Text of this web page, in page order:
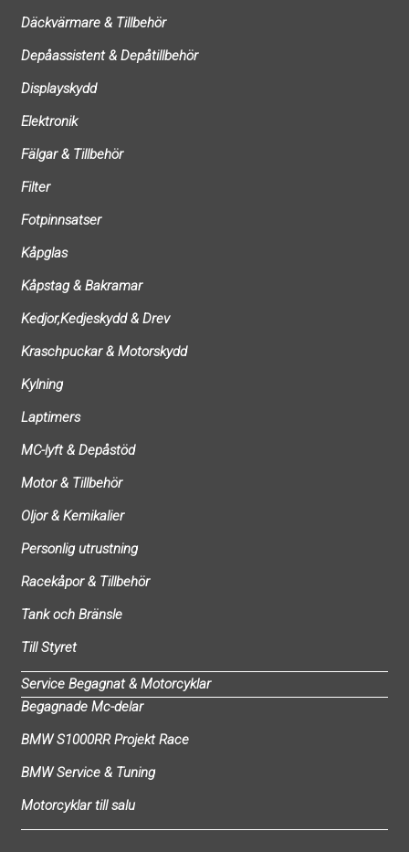
Däckvärmare & Tillbehör
Depåassistent & Depåtillbehör
Displayskydd
Elektronik
Fälgar & Tillbehör
Filter
Fotpinnsatser
Kåpglas
Kåpstag & Bakramar
Kedjor,Kedjeskydd & Drev
Kraschpuckar & Motorskydd
Kylning
Laptimers
MC-lyft & Depåstöd
Motor & Tillbehör
Oljor & Kemikalier
Personlig utrustning
Racekåpor & Tillbehör
Tank och Bränsle
Till Styret
Service Begagnat & Motorcyklar
Begagnade Mc-delar
BMW S1000RR Projekt Race
BMW Service & Tuning
Motorcyklar till salu